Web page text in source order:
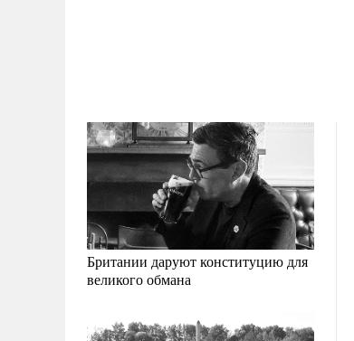
Британии даруют конституцию для
великого обмана